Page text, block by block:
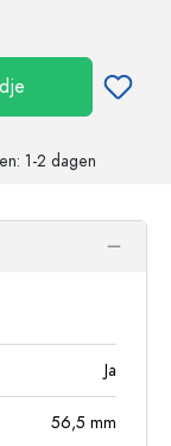
1-2 dagen
Ja
56,5 mm